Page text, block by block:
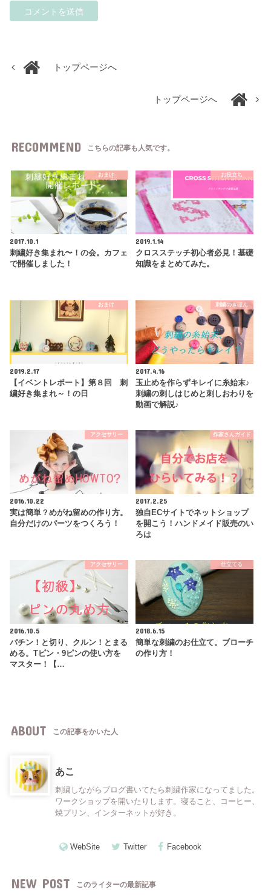
トップページへ
トップページへ
RECOMMEND こちらの記事も人気です。
おまけ
2017.10.1
刺繍好き集まれ〜！の会。カフェ
で開催しました！
お役立ち
2019.1.14
クロスステッチ初心者必見！基礎
知識をまとめてみた。
おまけ
2019.2.17
【イベントレポート】第８回 刺
繍好き集まれ～！の日
刺繍のきほん
2017.4.16
玉止めを作らずキレイに糸始末♪
刺繍の刺しはじめと刺しおわりを
動画で解説♪
アクセサリー
2016.10.22
実は簡単？めがね留めの作り方。
自分だけのパーツをつくろう！
作家さんガイド
2017.2.25
独自ECサイトでネットショップ
を開こう！ハンドメイド販売のい
ろは
アクセサリー
2016.10.5
パチン！と切り、クルン！とまる
める。Tピン・9ピンの使い方を
マスター！【…
仕立てる
2018.6.15
簡単な刺繍のお仕立て。ブローチ
の作り方！
ABOUT この記事をかいた人
あこ
刺繍しながらブログ書いてたら刺繍作家になってました。
ワークショップを開いたりします。寝ること、コーヒー、
焼プリン、インターネットが好き。
WebSite Twitter Facebook
NEW POST このライターの最新記事